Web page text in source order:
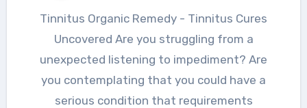
Tinnitus Organic Remedy - Tinnitus Cures
Uncovered Are you struggling from a
unexpected listening to impediment? Are
you contemplating that you could have a
serious condition that requirements